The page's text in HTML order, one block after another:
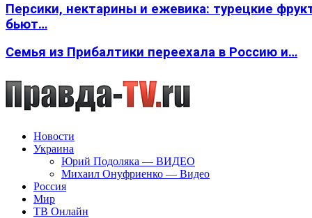
Персики, нектарины и ежевика: турецкие
бьют…
Семья из Прибалтики переехала в Россию и…
Новости
Украина
Юрий Подоляка — ВИДЕО
Михаил Онуфриенко — Видео
Россия
Мир
ТВ Онлайн